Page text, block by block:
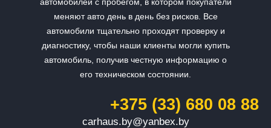
меняют авто день в день без рисков. Все
автомобили тщательно проходят проверку и
диагностику, чтобы наши клиенты могли купить
автомобиль, получив честную информацию о
его техническом состоянии.
+375 (33) 680 08 88
carhaus.by@yanbex.by